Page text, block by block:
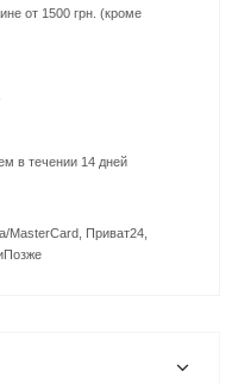
от 1500 грн. (кроме
в течении 14 дней
Приват24,